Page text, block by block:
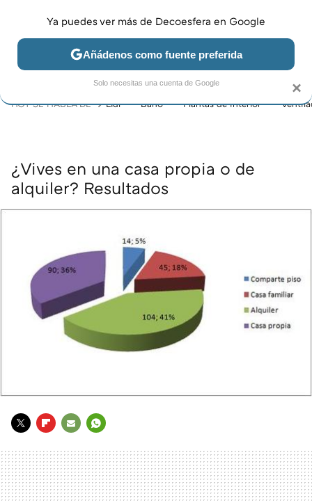
JARDÍN Y TERRAZA SALÓN DORMITORIO COCINA
HOY SE HABLA DE Lidl Baño Plantas de interior
¿Vives en una casa propia o de
alquiler? Resultados
MAIL
×
Ya puedes ver más de Decoesfera en Google
Añádenos como fuente preferida
Solo necesitas una cuenta de Google